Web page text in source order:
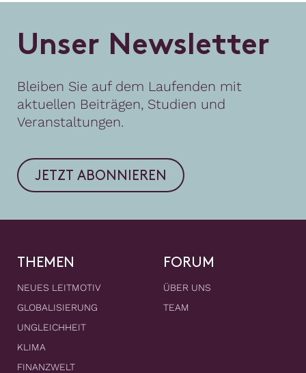
Unser Newsletter
Bleiben Sie auf dem Laufenden mit
aktuellen Beiträgen, Studien und
Veranstaltungen.
JETZT ABONNIEREN
THEMEN
NEUES LEITMOTIV
GLOBALISIERUNG
UNGLEICHHEIT
KLIMA
FINANZWELT
FORUM
ÜBER UNS
TEAM